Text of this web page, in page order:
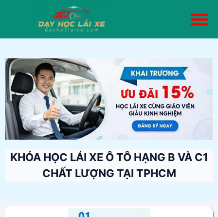
KHÓA HỌC LÁI XE Ô TÔ HẠNG B VÀ C1
CHẤT LƯỢNG TẠI TPHCM